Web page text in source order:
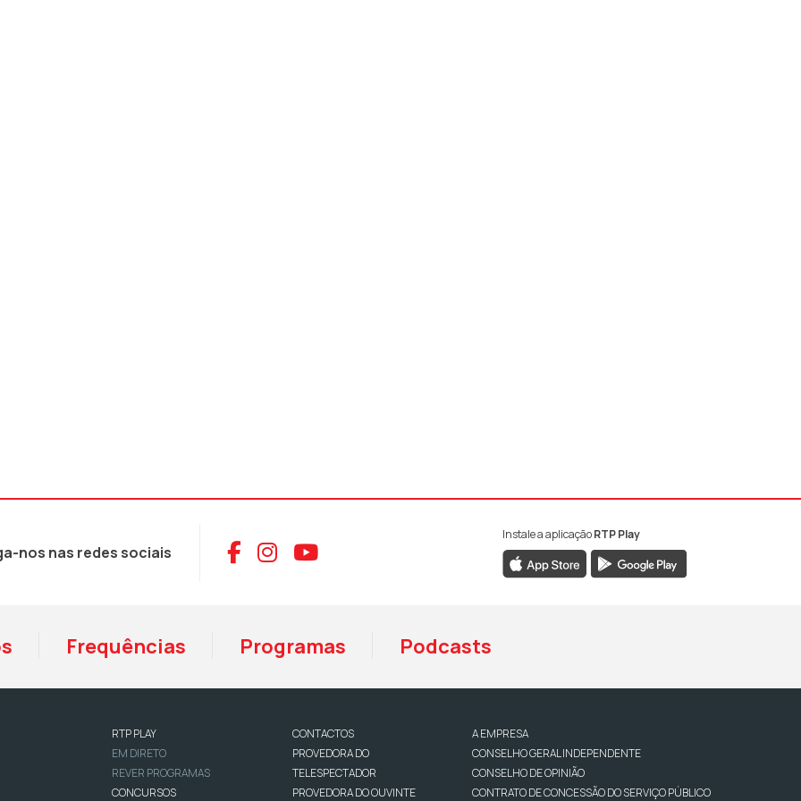
nos nas redes sociais Aceder ao Facebook da RTP Antena 1
Aceder ao Instagram da RTP Antena 1
Aceder ao YouTube da RTP Antena 1
Instale a aplicaçãoRTP Play
Frequências Programas Podcasts
RTP PLAY
EM DIRETO
REVER PROGRAMAS
CONCURSOS
CONTACTOS
PROVEDORA DO
TELESPECTADOR
PROVEDORA DO OUVINTE
A EMPRESA
CONSELHO GERAL INDEPENDENTE
CONSELHO DE OPINIÃO
CONTRATO DE CONCESSÃO DO SERVIÇO PÚBLICO